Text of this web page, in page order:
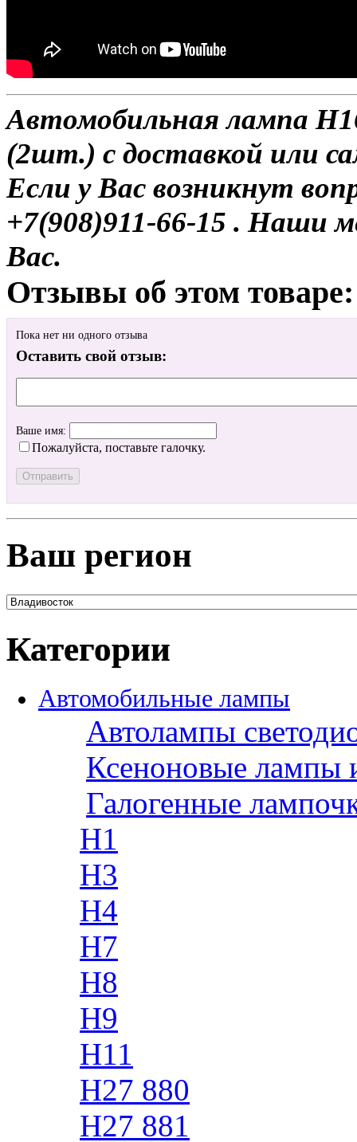
Автомобильная лампа
(2шт.) с доставкой или
Если у Вас возникнут
+7(908)911-66-15 . Наши
Вас.
Отзывы об этом товаре:
Пока нет ни одного отзыва
Оставить свой отзыв:
Ваше имя:
Пожалуйста, поставьте галочку.
Ваш регион
Категории
Автомобильные лампы
Автолампы
Ксеноновые лампы
Галогенные
H1
H3
H4
H7
H8
H9
H11
H27 880
H27 881